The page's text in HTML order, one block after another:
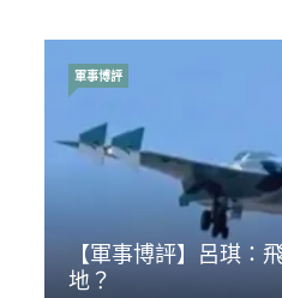
【軍事博評】呂琪：
地？
軍事博評
荃灣反黑組「砌生豬
被控
時事政治